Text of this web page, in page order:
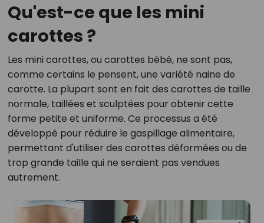
Qu'est-ce que les mini
carottes ?
Les mini carottes, ou carottes bébé, ne sont pas,
comme certains le pensent, une variété naine de
carotte. La plupart sont en fait des carottes de taille
normale, taillées et sculptées pour obtenir cette
forme petite et uniforme. Ce processus a été
développé pour réduire le gaspillage alimentaire,
permettant d'utiliser des carottes déformées ou de
trop grande taille qui ne seraient pas vendues
autrement.